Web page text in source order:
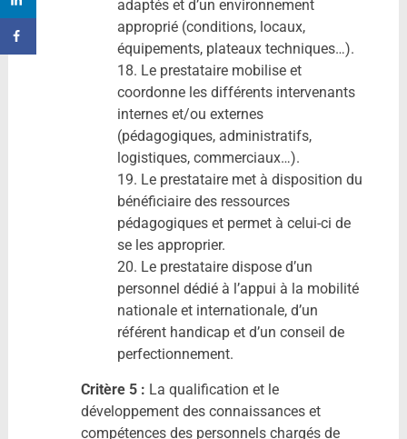
adaptés et d’un environnement
approprié (conditions, locaux,
équipements, plateaux techniques…).
18. Le prestataire mobilise et
coordonne les différents intervenants
internes et/ou externes
(pédagogiques, administratifs,
logistiques, commerciaux…).
19. Le prestataire met à disposition du
bénéficiaire des ressources
pédagogiques et permet à celui-ci de
se les approprier.
20. Le prestataire dispose d’un
personnel dédié à l’appui à la mobilité
nationale et internationale, d’un
référent handicap et d’un conseil de
perfectionnement.
Critère 5 : La qualification et le
développement des connaissances et
compétences des personnels chargés de